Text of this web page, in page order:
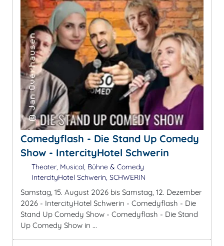
Comedyflash - Die Stand Up Comedy
Show - IntercityHotel Schwerin
Theater, Musical, Bühne & Comedy
IntercityHotel Schwerin, SCHWERIN
Samstag, 15. August 2026 bis Samstag, 12. Dezember
2026 - IntercityHotel Schwerin - Comedyflash - Die
Stand Up Comedy Show - Comedyflash - Die Stand
Up Comedy Show in ...